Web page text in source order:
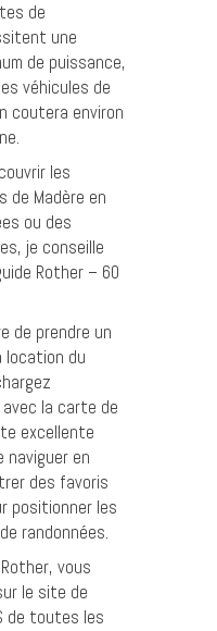
de
une
de puissance,
véhicules de
coutera environ
les
de Madère en
ou des
je conseille
Rother – 60
de prendre un
location du
la carte de
excellente
naviguer en
des favoris
positionner les
randonnées.
vous
le site de
de toutes les